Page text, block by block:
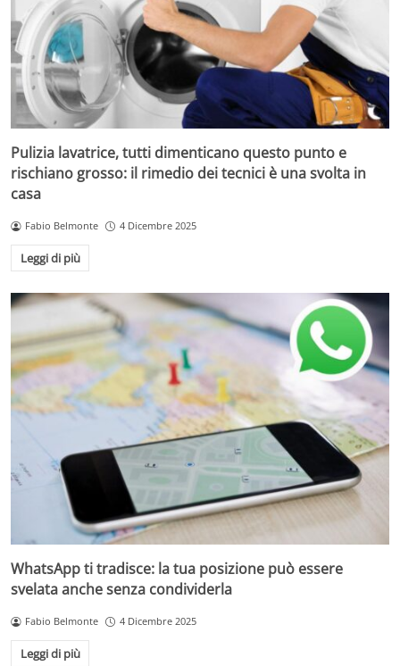
Pulizia lavatrice, tutti dimenticano questo punto e
rischiano grosso: il rimedio dei tecnici è una svolta in
casa
Fabio Belmonte 4 Dicembre 2025
Leggi di più
WhatsApp ti tradisce: la tua posizione può essere
svelata anche senza condividerla
Fabio Belmonte 4 Dicembre 2025
Leggi di più